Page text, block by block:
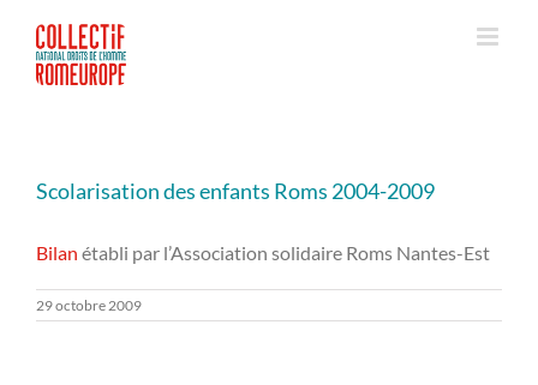
contenu
Scolarisation des enfants Roms 2004-2009
Bilan établi par l’Association solidaire Roms Nantes-Est
29 octobre 2009